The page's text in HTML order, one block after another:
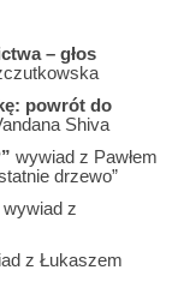
– głos
powrót do
Shiva
wywiad z Pawłem
drzewo”
wywiad z
z Łukaszem